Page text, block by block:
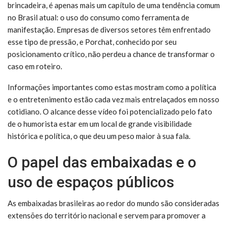
brincadeira, é apenas mais um capítulo de uma tendência comum
no Brasil atual: o uso do consumo como ferramenta de
manifestação. Empresas de diversos setores têm enfrentado
esse tipo de pressão, e Porchat, conhecido por seu
posicionamento crítico, não perdeu a chance de transformar o
caso em roteiro.
Informações importantes como estas mostram como a política
e o entretenimento estão cada vez mais entrelaçados em nosso
cotidiano. O alcance desse vídeo foi potencializado pelo fato
de o humorista estar em um local de grande visibilidade
histórica e política, o que deu um peso maior à sua fala.
O papel das embaixadas e o
uso de espaços públicos
As embaixadas brasileiras ao redor do mundo são consideradas
extensões do território nacional e servem para promover a